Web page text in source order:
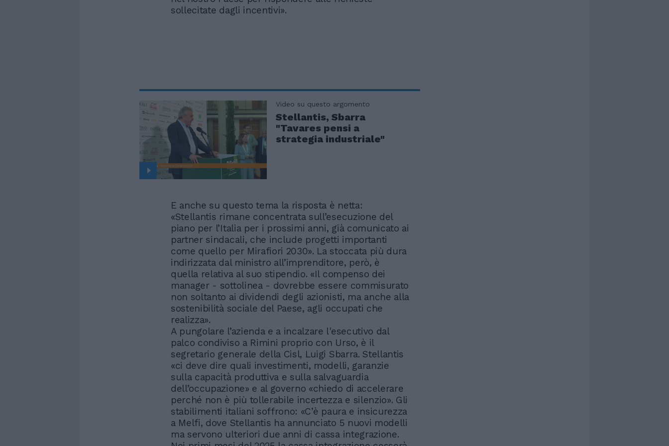
sollecitate dagli incentivi».
Video su questo argomento
Stellantis, Sbarra
"Tavares pensi a
strategia industriale"
E anche su questo tema la risposta è netta:
«Stellantis rimane concentrata sull’esecuzione del
piano per l’Italia per i prossimi anni, già comunicato ai
partner sindacali, che include progetti importanti
come quello per Mirafiori 2030». La stoccata più dura
indirizzata dal ministro all’imprenditore, però, è
quella relativa al suo stipendio. «Il compenso dei
manager - sottolinea - dovrebbe essere commisurato
non soltanto ai dividendi degli azionisti, ma anche alla
sostenibilità sociale del Paese, agli occupati che
realizza».
A pungolare l’azienda e a incalzare l'esecutivo dal
palco condiviso a Rimini proprio con Urso, è il
segretario generale della Cisl, Luigi Sbarra. Stellantis
«ci deve dire quali investimenti, modelli, garanzie
sulla capacità produttiva e sulla salvaguardia
dell’occupazione» e al governo «chiedo di accelerare
perché non è più tollerabile incertezza e silenzio». Gli
stabilimenti italiani soffrono: «C’è paura e insicurezza
a Melfi, dove Stellantis ha annunciato 5 nuovi modelli
ma servono ulteriori due anni di cassa integrazione.